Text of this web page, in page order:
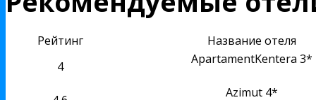
Рейтинг
Название отеля
4
ApartamentKentera 3*
Azimut 4*